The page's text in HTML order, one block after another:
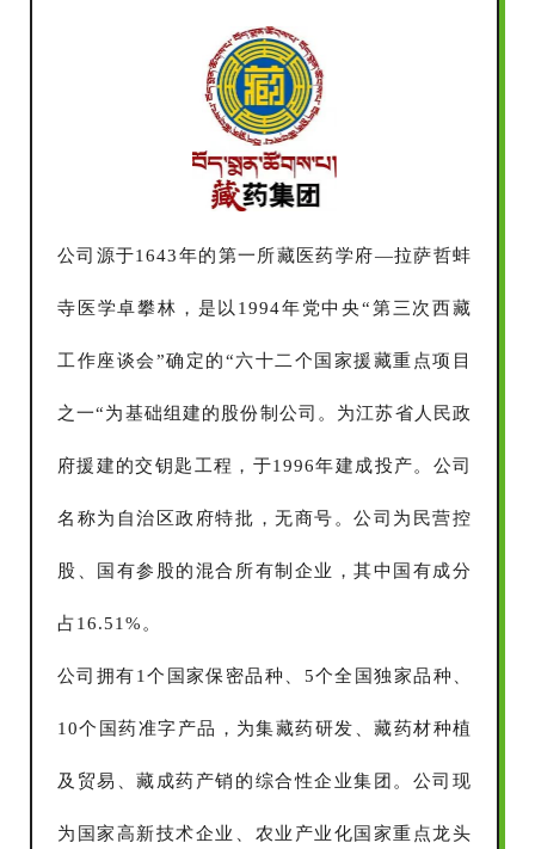
公司源于1643年的第一所藏医药学府—拉萨哲蚌
寺医学卓攀林，是以1994年党中央“第三次西藏
工作座谈会”确定的“六十二个国家援藏重点项目
之一“为基础组建的股份制公司。为江苏省人民政
府援建的交钥匙工程，于1996年建成投产。公司
名称为自治区政府特批，无商号。公司为民营控
股、国有参股的混合所有制企业，其中国有成分
占16.51%。
公司拥有1个国家保密品种、5个全国独家品种、
10个国药准字产品，为集藏药研发、藏药材种植
及贸易、藏成药产销的综合性企业集团。公司现
为国家高新技术企业、农业产业化国家重点龙头